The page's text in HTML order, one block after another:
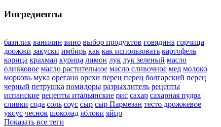
Ингредиенты
базилик ванилин вино выбор продуктов говядина горчица
дрожжи закуски имбирь как как использовать картофель
корица крахмал курица лимон лук лук зеленый масло
оливковое масло растительное масло сливочное мед молоко
морковь мука орегано орехи перец перец болгарский перец
черный петрушка помидоры разрыхлитель рецепты
испанские рецепты итальянские рис сахар сахарная пудра
сливки сода соль соус сыр сыр Пармезан тесто дрожжевое
уксус чеснок шоколад яблоки яйцо
Показать все теги